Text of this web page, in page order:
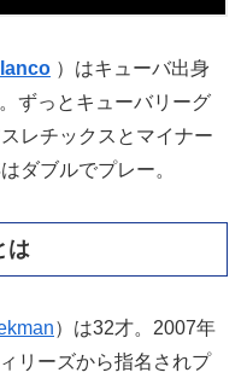
）はキューバ出身
ずっとキューバリーグ
レチックスとマイナー
ダブルでプレー。
は
）は32才。2007年
リーズから指名されプ